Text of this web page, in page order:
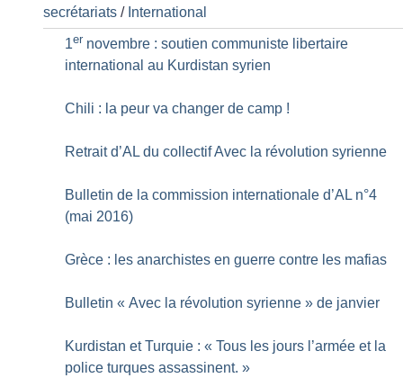
secrétariats / International
1er novembre : soutien communiste libertaire
international au Kurdistan syrien
Chili : la peur va changer de camp !
Retrait d’AL du collectif Avec la révolution syrienne
Bulletin de la commission internationale d’AL n°4
(mai 2016)
Grèce : les anarchistes en guerre contre les mafias
Bulletin « Avec la révolution syrienne » de janvier
Kurdistan et Turquie : « Tous les jours l’armée et la
police turques assassinent. »